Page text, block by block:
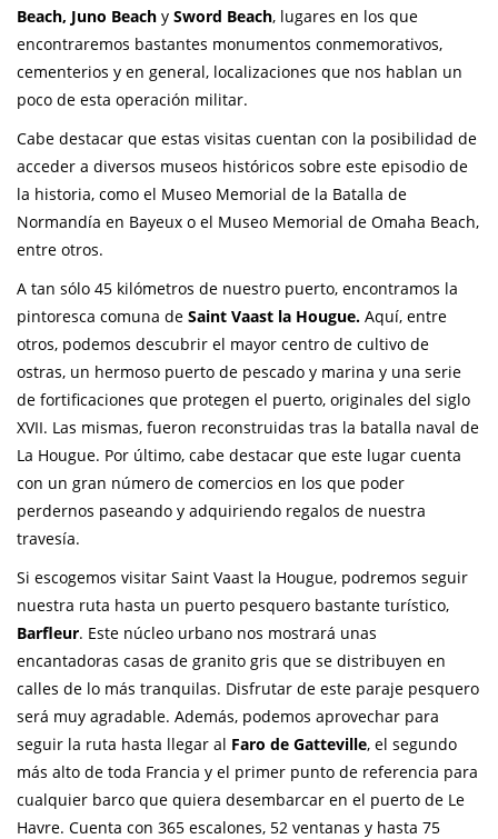
Beach, Juno Beach y Sword Beach, lugares en los que
encontraremos bastantes monumentos conmemorativos,
cementerios y en general, localizaciones que nos hablan un
poco de esta operación militar.
Cabe destacar que estas visitas cuentan con la posibilidad de
acceder a diversos museos históricos sobre este episodio de
la historia, como el Museo Memorial de la Batalla de
Normandía en Bayeux o el Museo Memorial de Omaha Beach,
entre otros.
A tan sólo 45 kilómetros de nuestro puerto, encontramos la
pintoresca comuna de Saint Vaast la Hougue. Aquí, entre
otros, podemos descubrir el mayor centro de cultivo de
ostras, un hermoso puerto de pescado y marina y una serie
de fortificaciones que protegen el puerto, originales del siglo
XVII. Las mismas, fueron reconstruidas tras la batalla naval de
La Hougue. Por último, cabe destacar que este lugar cuenta
con un gran número de comercios en los que poder
perdernos paseando y adquiriendo regalos de nuestra
travesía.
Si escogemos visitar Saint Vaast la Hougue, podremos seguir
nuestra ruta hasta un puerto pesquero bastante turístico,
Barfleur. Este núcleo urbano nos mostrará unas
encantadoras casas de granito gris que se distribuyen en
calles de lo más tranquilas. Disfrutar de este paraje pesquero
será muy agradable. Además, podemos aprovechar para
seguir la ruta hasta llegar al Faro de Gatteville, el segundo
más alto de toda Francia y el primer punto de referencia para
cualquier barco que quiera desembarcar en el puerto de Le
Havre. Cuenta con 365 escalones, 52 ventanas y hasta 75